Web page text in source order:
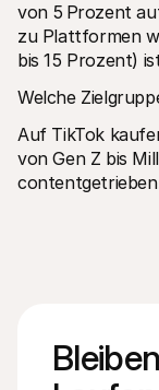
von 5 Prozent
zu Plattformen
bis 15 Prozent)
Welche
Auf TikTok
von Gen Z bis